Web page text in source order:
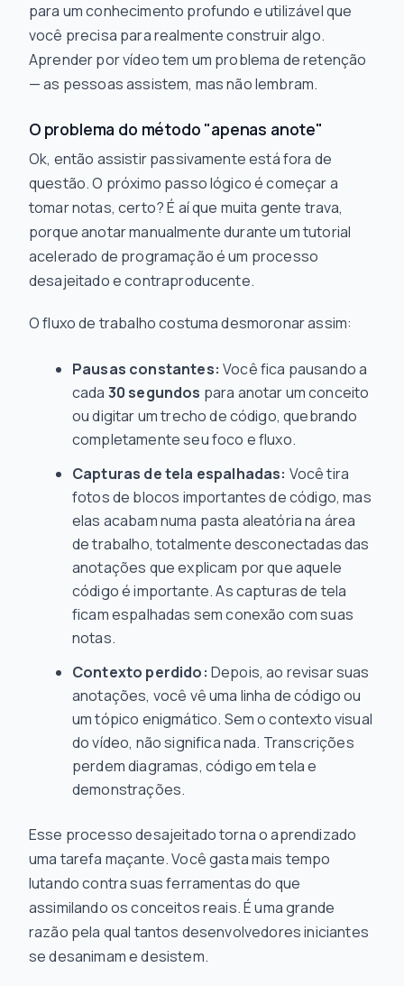
para um conhecimento profundo e utilizável que
você precisa para realmente construir algo.
Aprender por vídeo tem um problema de retenção
— as pessoas assistem, mas não lembram.
O problema do método "apenas anote"
Ok, então assistir passivamente está fora de
questão. O próximo passo lógico é começar a
tomar notas, certo? É aí que muita gente trava,
porque anotar manualmente durante um tutorial
acelerado de programação é um processo
desajeitado e contraproducente.
O fluxo de trabalho costuma desmoronar assim:
Pausas constantes: Você fica pausando a
cada 30 segundos para anotar um conceito
ou digitar um trecho de código, quebrando
completamente seu foco e fluxo.
Capturas de tela espalhadas: Você tira
fotos de blocos importantes de código, mas
elas acabam numa pasta aleatória na área
de trabalho, totalmente desconectadas das
anotações que explicam por queaquele
código é importante. As capturas de tela
ficam espalhadas sem conexão com suas
notas.
Contexto perdido: Depois, ao revisar suas
anotações, você vê uma linha de código ou
um tópico enigmático. Sem o contexto visual
do vídeo, não significa nada. Transcrições
perdem diagramas, código em tela e
demonstrações.
Esse processo desajeitado torna o aprendizado
uma tarefa maçante. Você gasta mais tempo
lutando contra suas ferramentas do que
assimilando os conceitos reais. É uma grande
razão pela qual tantos desenvolvedores iniciantes
se desanimam e desistem.